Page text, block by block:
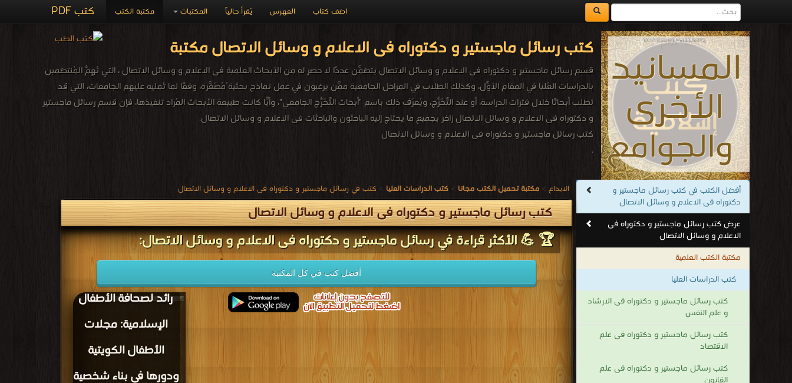
كتب PDF مكتبة الكتب المكتبات يُقرأ حالياً الفهرس اضف كتاب
كتب رسائل ماجستير و دكتوراه فى الاعلام و وسائل الاتصال مكتبة
قسم رسائل ماجستير و دكتوراه فى الاعلام و وسائل الاتصال يتضمَّن عددًا لا حصر له من الأبحاث العلمية فى الاعلام و وسائل الاتصال ، التي تُهِمُّ المُنتظمين
بالدراسات العُليا في المقام الأوَّل، وكذلك الطلاب في المراحل الجامعية ممَّن يرغبون في عمل نماذج بحثية ُمُصَغَّرة، وفقًا لما تُمليه عليهم الجامعات، التي قد
تطلب أبحاثًا خلال فترات الدراسة، أو عند التَّخَرُّج، ويُعرَف ذلك باسم "أبحاث التَّخَرُّج الجامعي"، وأيًّا كانت طبيعة الأبحاث المُراد تنفيذها، فإن قسم رسائل ماجستير
و دكتوراه فى الاعلام و وسائل الاتصال زاخر بجميع ما يحتاج إليه الباحثون والباحثات فى الاعلام و وسائل الاتصال.
كتب رسائل ماجستير و دكتوراه فى الاعلام و وسائل الاتصال
.
أفضل الكتب في كتب رسائل ماجستير و
دكتوراه فى الاعلام و وسائل الاتصال
عرض كتب رسائل ماجستير و دكتوراه فى
الاعلام و وسائل الاتصال
مكتبة الكتب العلمية
كتب الدراسات العليا
كتب رسائل ماجستير و دكتوراه فى الارشاد
و علم النفس
كتب رسائل ماجستير و دكتوراه فى علم
الاقتصاد
كتب رسائل ماجستير و دكتوراه فى علم
الابداع > مكتبة تحميل الكتب مجانا > كتب الدراسات العليا > كتب في رسائل ماجستير و دكتوراه فى الاعلام و وسائل الاتصال
كتب رسائل ماجستير و دكتوراه فى الاعلام و وسائل الاتصال
🏆 💪 الأكثر قراءة في رسائل ماجستير و دكتوراه فى الاعلام و وسائل الاتصال:
أفضل كتب في كل المكتبة
رائد لصحافة الأطفال
الإسلامية: مجلات
الأطفال الكويتية
ودورها في بناء شخصية
رائد لصحافة الأطفال الإسلامية: مجلات
الأطفال الكويتية ودورها في بناء شخصية
الطفل المسلم (دكتوراه) PDF مجانا